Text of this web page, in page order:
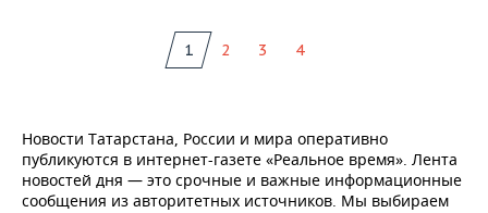
1 2 3 4
Новости Татарстана, России и мира оперативно
публикуются в интернет-газете «Реальное время». Лента
новостей дня — это срочные и важные информационные
сообщения из авторитетных источников. Мы выбираем